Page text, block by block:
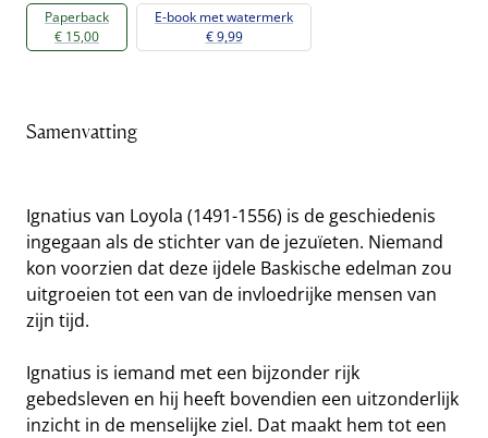
Paperback
€ 15,00
E-book met watermerk
€ 9,99
Samenvatting
Ignatius van Loyola (1491-1556) is de geschiedenis
ingegaan als de stichter van de jezuïeten. Niemand
kon voorzien dat deze ijdele Baskische edelman zou
uitgroeien tot een van de invloedrijke mensen van
zijn tijd.
Ignatius is iemand met een bijzonder rijk
gebedsleven en hij heeft bovendien een uitzonderlijk
inzicht in de menselijke ziel. Dat maakt hem tot een